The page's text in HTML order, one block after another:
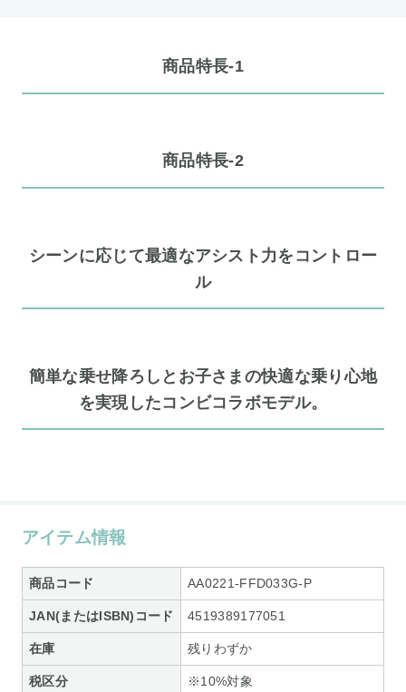
商品特長-1
商品特長-2
シーンに応じて最適なアシスト力をコントロー
ル
簡単な乗せ降ろしとお子さまの快適な乗り心地
を実現したコンビコラボモデル。
アイテム情報
商品コード AA0221-FFD033G-P
JAN(またはISBN)コード 4519389177051
在庫 残りわずか
税区分 ※10%対象